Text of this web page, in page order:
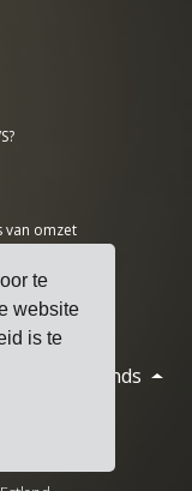
te
website
is te
omzet
Nederlands